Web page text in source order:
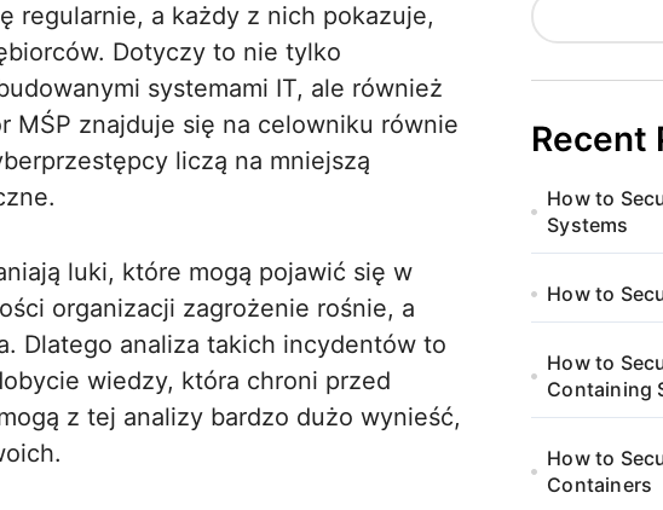
regularnie, a każdy z nich pokazuje,
Dotyczy to nie tylko
systemami IT, ale również
MŚP znajduje się na celowniku równie
liczą na mniejszą
luki, które mogą pojawić się w
organizacji zagrożenie rośnie, a
Dlatego analiza takich incydentów to
wiedzy, która chroni przed
z tej analizy bardzo dużo wynieść,
Recent
How to
Systems
How to
How to
Containing
How to
Containers